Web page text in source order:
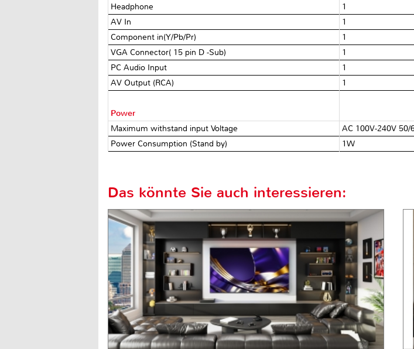
Headphone
1
AV In
1
Component in(Y/Pb/Pr)
1
VGA Connector( 15 pin D -Sub)
1
PC Audio Input
1
AV Output (RCA)
1
Power
Maximum withstand input Voltage
AC 100V-240V 50/
Power Consumption (Stand by)
1W
Das könnte Sie auch interessieren: